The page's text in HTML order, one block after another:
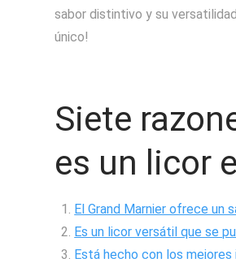
sabor distintivo y su
único!
Siete
es un licor
El Grand Marnier ofrece un
Es un licor versátil que se
Está hecho con los mejores